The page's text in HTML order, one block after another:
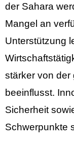
der Sahara
Mangel an
Unterstützung
stärker von der
beeinflusst.
Sicherheit
Schwerpunkte